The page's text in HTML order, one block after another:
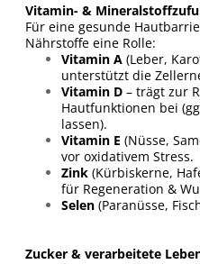
Vitamin- &
Für eine gesunde
Nährstoffe eine Rolle:
Vitamin A (Leber,
unterstützt die
Vitamin D – trägt zur
Hautfunktionen bei
lassen).
Vitamin E (Nüsse,
vor oxidativem Stress.
Zink (Kürbiskerne,
für Regeneration &
Selen (Paranüsse,
Zucker & verarbeitete